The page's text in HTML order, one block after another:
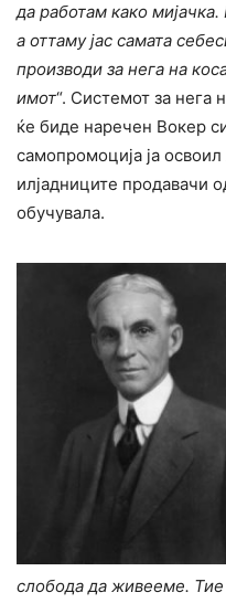
да работам како
а оттаму јас самата
производи за нега на
имот“. Системот за нега
ќе биде наречен Вокер
самопромоција ја
илјадниците продавачи
обучувала.
слобода да живееме.